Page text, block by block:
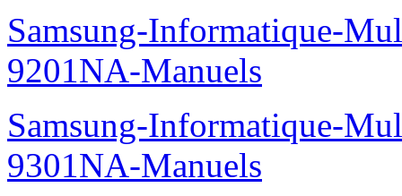
Samsung-Informatique-
9201NA-Manuels
Samsung-Informatique-
9301NA-Manuels